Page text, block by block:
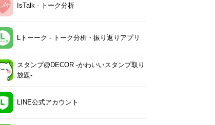
IsTalk - トーク分析
Lトーーク - トーク分析・振り返りアプリ
スタンプ@DECOR -かわいいスタンプ取り
放題-
LINE公式アカウント